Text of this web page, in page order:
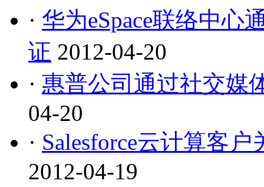
· 华为eSpace联络中心
证 2012-04-20
· 惠普公司通过社交媒
04-20
· Salesforce云计算客
2012-04-19